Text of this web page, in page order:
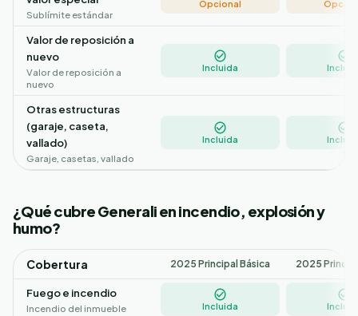
Sublímite estándar
Opcional
Valor de reposición a
nuevo
Valor de reposición a
nuevo
Incluida
Otras estructuras
(garaje, caseta,
vallado)
Garaje, casetas, vallado
Incluida
¿Qué cubre Generali en incendio, explosión y
humo?
Cobertura 2025 Principal Básica 2025
Fuego e incendio
Incendio del inmueble Incluida